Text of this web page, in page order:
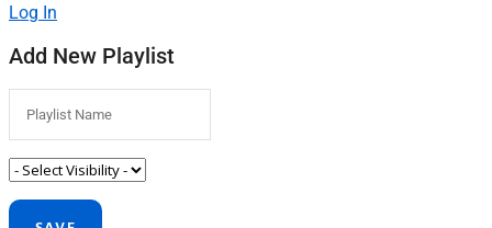
Log In
Add New Playlist